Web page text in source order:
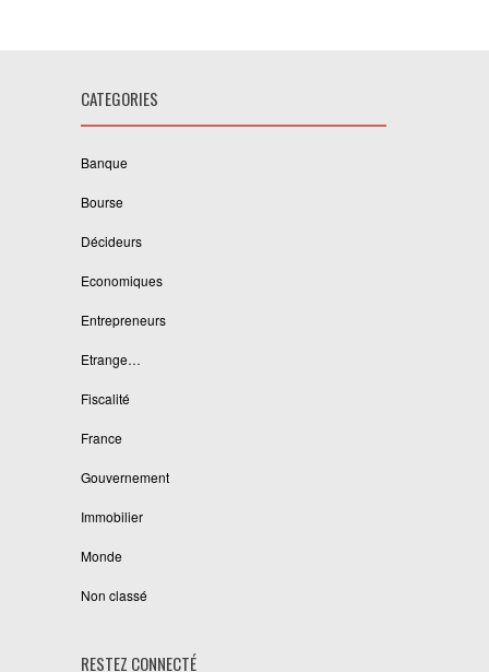
CATEGORIES
Banque
Bourse
Décideurs
Economiques
Entrepreneurs
Etrange…
Fiscalité
France
Gouvernement
Immobilier
Monde
Non classé
RESTEZ CONNECTÉ